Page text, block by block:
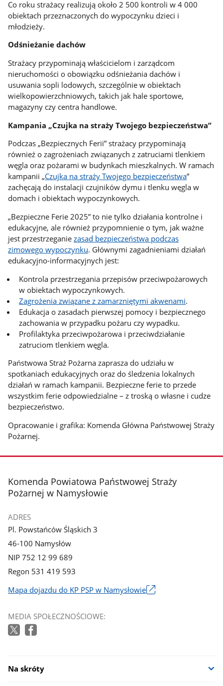
Co roku strażacy realizują około 2 500 kontroli w 4 000
obiektach przeznaczonych do wypoczynku dzieci i
młodzieży.
Odśnieżanie dachów
Strażacy przypominają właścicielom i zarządcom
nieruchomości o obowiązku odśnieżania dachów i
usuwania sopli lodowych, szczególnie w obiektach
wielkopowierzchniowych, takich jak hale sportowe,
magazyny czy centra handlowe.
Kampania „Czujka na straży Twojego bezpieczeństwa”
Podczas „Bezpiecznych Ferii” strażacy przypominają
również o zagrożeniach związanych z zatruciami tlenkiem
węgla oraz pożarami w budynkach mieszkalnych. W ramach
kampanii „Czujka na straży Twojego bezpieczeństwa”
zachęcają do instalacji czujników dymu i tlenku węgla w
domach i obiektach wypoczynkowych.
„Bezpieczne Ferie 2025” to nie tylko działania kontrolne i
edukacyjne, ale również przypomnienie o tym, jak ważne
jest przestrzeganiezasad bezpieczeństwa podczas
zimowego wypoczynku. Głównymi zagadnieniami działań
edukacyjno-informacyjnych jest:
Kontrola przestrzegania przepisów przeciwpożarowych
w obiektach wypoczynkowych.
Zagrożenia związane z zamarzniętymi akwenami.
Edukacja o zasadach pierwszej pomocy i bezpiecznego
zachowania w przypadku pożaru czy wypadku.
Profilaktyka przeciwpożarowa i przeciwdziałanie
zatruciom tlenkiem węgla.
Państwowa Straż Pożarna zaprasza do udziału w
spotkaniach edukacyjnych oraz do śledzenia lokalnych
działań w ramach kampanii. Bezpieczne ferie to przede
wszystkim ferie odpowiedzialne – z troską o własne i cudze
bezpieczeństwo.
Opracowanie i grafika: Komenda Główna Państwowej Straży
Pożarnej.
stopka
Komenda Powiatowa Państwowej Straży
Pożarnej w Namysłowie
ADRES
Pl. Powstańców Śląskich 3
46-100 Namysłów
NIP 752 12 99 689
Regon 531 419 593
Mapa dojazdu do KP PSP w Namysłowie
się
w
MEDIA SPOŁECZNOŚCIOWE:
Na skróty